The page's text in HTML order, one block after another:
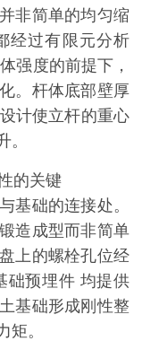
非简单的均匀缩
经过有限元分析
强度的前提下，
。杆体底部壁厚
计使立杆的重心
。
的关键
基础的连接处。
造成型而非简单
上的螺栓孔位经
础预埋件 均提供
基础形成刚性整
矩。